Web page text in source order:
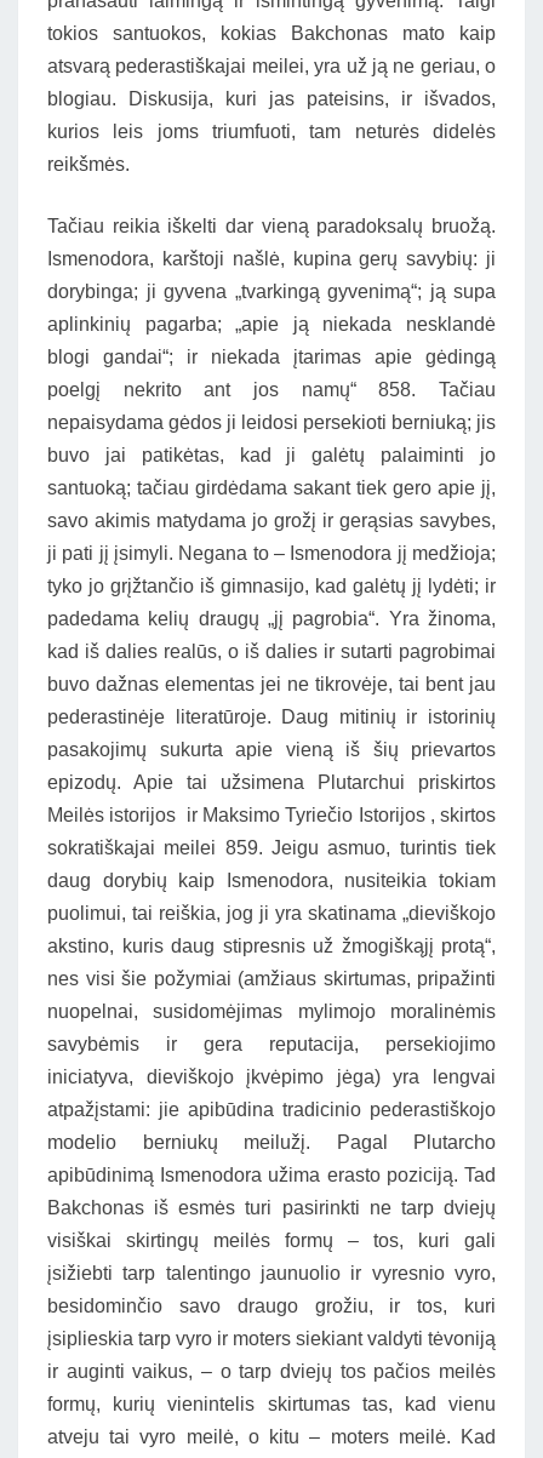
tokios santuokos, kokias Bakchonas mato kaip
atsvarą pederastiškajai meilei, yra už ją ne geriau, o
blogiau. Diskusija, kuri jas pateisins, ir išvados,
kurios leis joms triumfuoti, tam neturės didelės
reikšmės.
Tačiau reikia iškelti dar vieną paradoksalų bruožą.
Ismenodora, karštoji našlė, kupina gerų savybių: ji
dorybinga; ji gyvena „tvarkingą gyvenimą“; ją supa
aplinkinių pagarba; „apie ją niekada nesklandė
blogi gandai“; ir niekada įtarimas apie gėdingą
poelgį nekrito ant jos namų“ 858. Tačiau
nepaisydama gėdos ji leidosi persekioti berniuką; jis
buvo jai patikėtas, kad ji galėtų palaiminti jo
santuoką; tačiau girdėdama sakant tiek gero apie jį,
savo akimis matydama jo grožį ir gerąsias savybes,
ji pati jį įsimyli. Negana to – Ismenodora jį medžioja;
tyko jo grįžtančio iš gimnasijo, kad galėtų jį lydėti; ir
padedama kelių draugų „jį pagrobia“. Yra žinoma,
kad iš dalies realūs, o iš dalies ir sutarti pagrobimai
buvo dažnas elementas jei ne tikrovėje, tai bent jau
pederastinėje literatūroje. Daug mitinių ir istorinių
pasakojimų sukurta apie vieną iš šių prievartos
epizodų. Apie tai užsimena Plutarchui priskirtos
Meilės istorijos ir Maksimo Tyriečio Istorijos , skirtos
sokratiškajai meilei 859. Jeigu asmuo, turintis tiek
daug dorybių kaip Ismenodora, nusiteikia tokiam
puolimui, tai reiškia, jog ji yra skatinama „dieviškojo
akstino, kuris daug stipresnis už žmogiškąjį protą“,
nes visi šie požymiai (amžiaus skirtumas, pripažinti
nuopelnai, susidomėjimas mylimojo moralinėmis
savybėmis ir gera reputacija, persekiojimo
iniciatyva, dieviškojo įkvėpimo jėga) yra lengvai
atpažįstami: jie apibūdina tradicinio pederastiškojo
modelio berniukų meilužį. Pagal Plutarcho
apibūdinimą Ismenodora užima erasto poziciją. Tad
Bakchonas iš esmės turi pasirinkti ne tarp dviejų
visiškai skirtingų meilės formų – tos, kuri gali
įsižiebti tarp talentingo jaunuolio ir vyresnio vyro,
besidominčio savo draugo grožiu, ir tos, kuri
įsiplieskia tarp vyro ir moters siekiant valdyti tėvoniją
ir auginti vaikus, – o tarp dviejų tos pačios meilės
formų, kurių vienintelis skirtumas tas, kad vienu
atveju tai vyro meilė, o kitu – moters meilė. Kad